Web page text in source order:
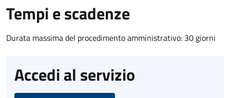
Tempi e scadenze
Durata massima del procedimento amministrativo: 30 giorni
Accedi al servizio